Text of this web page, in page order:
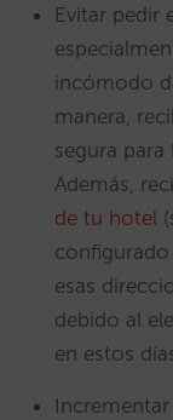
Evitar pedir
incómodo
manera,
segura
Además,
de tu hotel
configurado
esas
debido al
en estos